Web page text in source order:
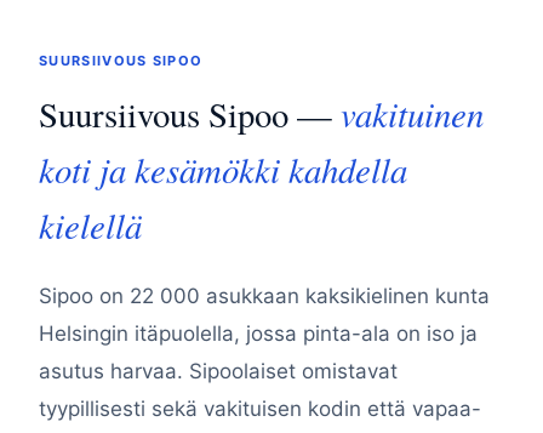
SUURSIIVOUS SIPOO
Suursiivous Sipoo —vakituinen
koti ja kesämökki kahdella
kielellä
Sipoo on 22 000 asukkaan kaksikielinen kunta
Helsingin itäpuolella, jossa pinta-ala on iso ja
asutus harvaa. Sipoolaiset omistavat
tyypillisesti sekä vakituisen kodin että vapaa-